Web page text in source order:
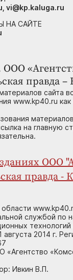
ООО
правда –
сайта
www.kp40.ru
на главную
ООО
правда -
службой по
августа 2014 г.
«Агентство
Ивкин В.П.
vi@kp.kaluga.ru
НА САЙТЕ